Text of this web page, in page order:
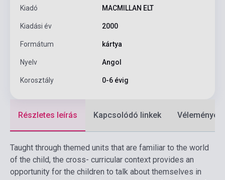
Kiadó MACMILLAN ELT
Kiadási év 2000
Formátum kártya
Nyelv Angol
Korosztály 0-6 évig
Részletes leírás Kapcsolódó linkek Vélemények
Taught through themed units that are familiar to the world
of the child, the cross- curricular context provides an
opportunity for the children to talk about themselves in